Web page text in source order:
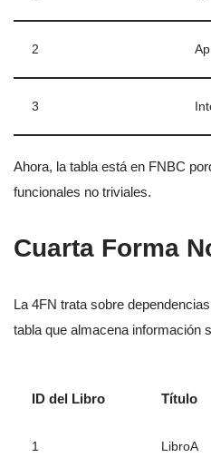
2
3
Ahora, la tabla está en FNBC
funcionales no triviales.
Cuarta Forma
La 4FN trata sobre
tabla que almacena información
ID del Libro Título
1 LibroA